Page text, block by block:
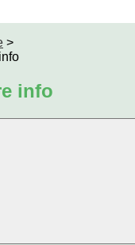
>
info